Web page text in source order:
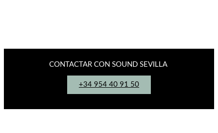
CONTACTAR CON SOUND SEVILLA
+34 954 40 91 50